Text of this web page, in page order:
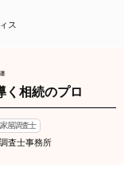
ス
く相続のプロ
屋調査士
査士事務所